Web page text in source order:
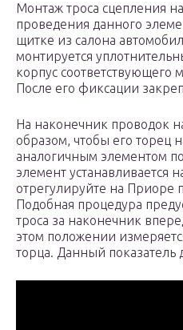
Монтаж троса сцепления
проведения данного
щитке из салона
монтируется
корпус соответствующего
После его фиксации
На наконечник проводок
образом, чтобы его торец
аналогичным элементом
элемент устанавливается
отрегулируйте на Приоре
Подобная процедура
троса за наконечник
этом положении
торца. Данный показатель